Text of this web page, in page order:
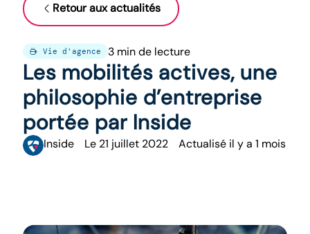
Retour aux actualités
Vie d'agence 3 min de lecture
Les mobilités actives, une
philosophie d’entreprise
portée par Inside
Inside Le 21 juillet 2022 Actualisé il y a 1 mois